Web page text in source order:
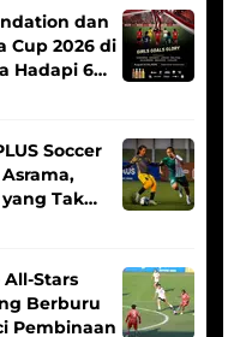
dan
Cup 2026 di
Hadapi 6
Soccer
Tak
All-Stars
Berburu
Pembinaan